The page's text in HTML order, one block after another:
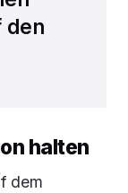
den
halten
dem